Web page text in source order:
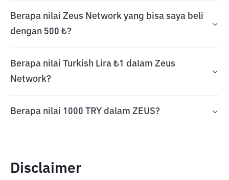
Berapa nilai Zeus Network yang bisa saya beli
dengan 500 ₺?
Berapa nilai Turkish Lira ₺1 dalam Zeus
Network?
Berapa nilai 1000 TRY dalam ZEUS?
Disclaimer